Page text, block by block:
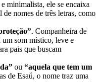
minimalista, ele se encaixa
de nomes de três letras, como
. Companheira de
som místico, leve e
pais que buscam
ou “aquela que tem um
de Esaú, o nome traz uma